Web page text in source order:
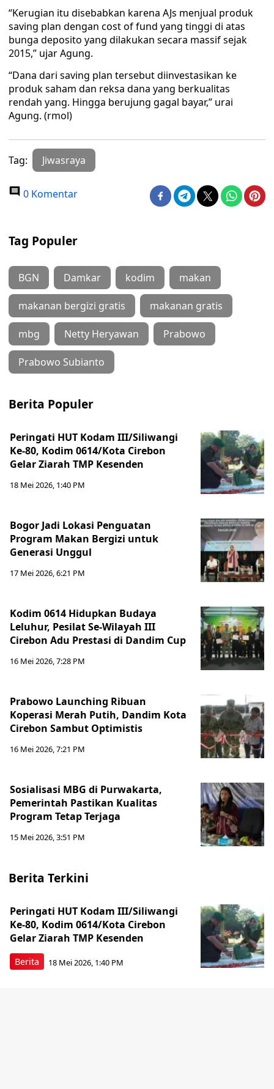
“Kerugian itu disebabkan karena AJs menjual produk
saving plan dengan cost of fund yang tinggi di atas
bunga deposito yang dilakukan secara massif sejak
2015,” ujar Agung.
“Dana dari saving plan tersebut diinvestasikan ke
produk saham dan reksa dana yang berkualitas
rendah yang. Hingga berujung gagal bayar,” urai
Agung. (rmol)
Tag: Jiwasraya
0 Komentar
Tag Populer
BGN Damkar kodim makan
makanan bergizi gratis makanan gratis
mbg Netty Heryawan Prabowo
Prabowo Subianto
Berita Populer
Peringati HUT Kodam III/Siliwangi
Ke-80, Kodim 0614/Kota Cirebon
Gelar Ziarah TMP Kesenden
18 Mei 2026, 1:40 PM
Bogor Jadi Lokasi Penguatan
Program Makan Bergizi untuk
Generasi Unggul
17 Mei 2026, 6:21 PM
Kodim 0614 Hidupkan Budaya
Leluhur, Pesilat Se-Wilayah III
Cirebon Adu Prestasi di Dandim Cup
16 Mei 2026, 7:28 PM
Prabowo Launching Ribuan
Koperasi Merah Putih, Dandim Kota
Cirebon Sambut Optimistis
16 Mei 2026, 7:21 PM
Sosialisasi MBG di Purwakarta,
Pemerintah Pastikan Kualitas
Program Tetap Terjaga
15 Mei 2026, 3:51 PM
Berita Terkini
Berita
Peringati HUT Kodam III/Siliwangi
Ke-80, Kodim 0614/Kota Cirebon
Gelar Ziarah TMP Kesenden
18 Mei 2026, 1:40 PM